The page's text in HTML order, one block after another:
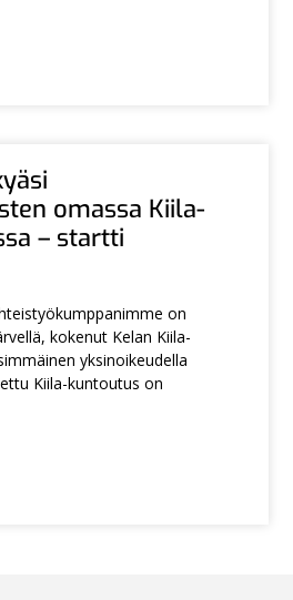
omassa Kiila-
– startti
on
kokenut Kelan Kiila-
yksinoikeudella
Kiila-kuntoutus on